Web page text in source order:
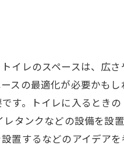
イレのスペースは、広
スの最適化が必要かも
す。トイレに入るとき
タンクなどの設備を設
置するなどのアイデア